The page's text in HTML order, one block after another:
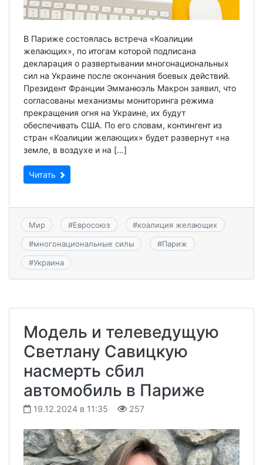
В Париже состоялась встреча «Коалиции
желающих», по итогам которой подписана
декларация о развертывании многонациональных
сил на Украине после окончания боевых действий.
Президент Франции Эмманюэль Макрон заявил, что
согласованы механизмы мониторинга режима
прекращения огня на Украине, их будут
обеспечивать США. По его словам, контингент из
стран «Коалиции желающих» будет развернут «на
земле, в воздухе и на […]
Читать
Мир #Евросоюз #коалиция желающих
#многонациональные силы #Париж
#Украина
Модель и телеведущую
Светлану Савицкую
насмерть сбил
автомобиль в Париже
19.12.2024 в 11:35 257